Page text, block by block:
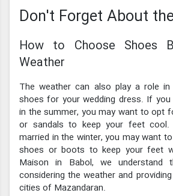
Don't Forget About
How to Choose Shoes
Weather
The weather can also play a role
shoes for your wedding dress. If you
in the summer, you may want to opt
or sandals to keep your feet
married in the winter, you may want
shoes or boots to keep your feet
Maison in Babol, we understand
considering the weather and
cities of Mazandaran.